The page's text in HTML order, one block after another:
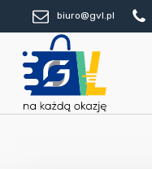
biuro@gvl.pl